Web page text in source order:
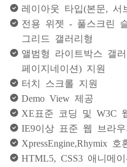
레이아웃 타입(본문, 서
전용 위젯 - 풀스크린
그리드 갤러리형
앨범형 라이트박스 갤러
페이지네이션) 지원
터치 스크롤 지원
Demo View 제공
XE표준 코딩 및 W3C
IE9이상 표준 웹 브라
XpressEngine,Rhymix 호
HTML5, CSS3 애니메